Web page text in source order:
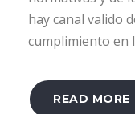
hay canal valido
cumplimiento en
READ MORE